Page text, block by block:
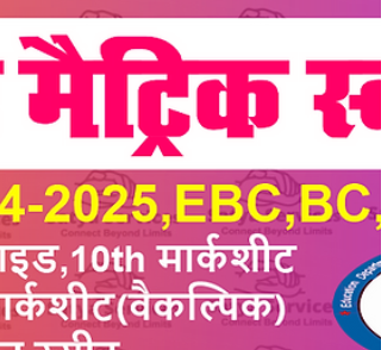
💥PMS स्कॉलरशिप सत्र:(2024-25) & (2025-
अंतिम तिथि 15 नवंबर 2025 तक बढ़ा दिया गया है बिहार
सरकार शैक्षणिक वर्ष 2025-26 के लिए पिछड़ी जाति,
अति पिछड़ी जाति और अनुसूचित जाति व अनुसूचित
जनजाति वर्ग के छात्रों के लिए पीएमएस ऑनलाइन पोर्टल
के माध्यम से पोस्ट मैट्रिक छात्रवृत्ति (पीएमएस) योजना
ऑनलाइन आवेदन आमंत्रित करती है। सभी पात्र और
इच्छुक छात्र और छात्राएँ बिहार पोस्ट मैट्रिक छात्रवृत्ति
योजना 2025 के लिए पीएमएस ऑनलाइन की
वेबसाइट pmsonline.bihar.gov.in पर 15